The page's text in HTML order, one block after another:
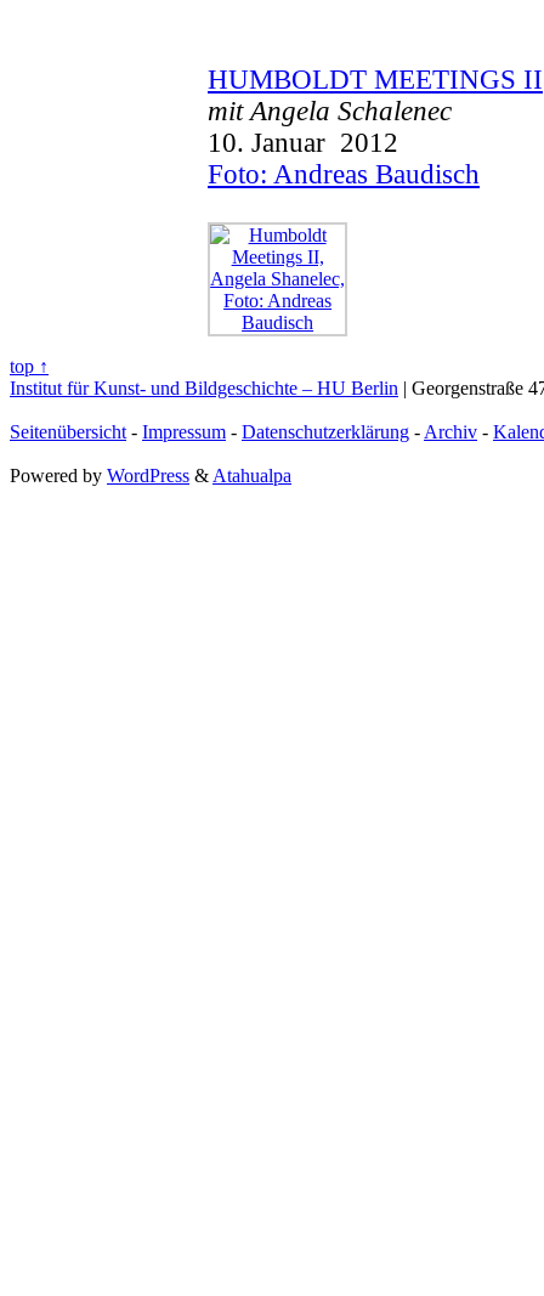
HUMBOLDT MEETINGS II
mit Angela Schalenec
10. Januar 2012
Foto: Andreas Baudisch
top ↑
Institut für Kunst- und Bildgeschichte – HU Berlin | Georgenstraße
Seitenübersicht - Impressum - Datenschutzerklärung - Archiv -
Powered by WordPress & Atahualpa